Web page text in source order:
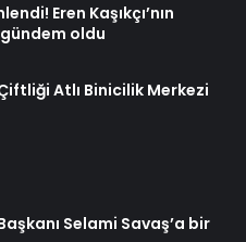
Eren Kaşıkçı’nın
oldu
Atlı Binicilik Merkezi
Selami Savaş’a bir